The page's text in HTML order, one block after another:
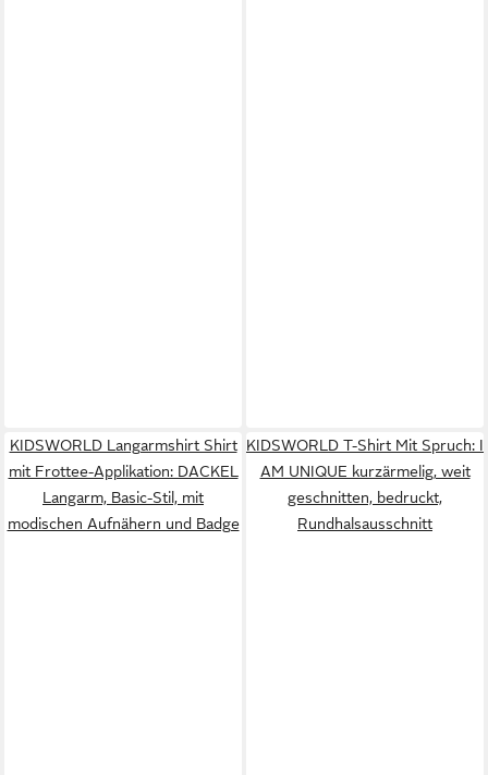
KIDSWORLD Langarmshirt Shirt
mit Frottee-Applikation: DACKEL
Langarm, Basic-Stil, mit
modischen Aufnähern und Badge
KIDSWORLD T-Shirt Mit Spruch: I
AM UNIQUE kurzärmelig, weit
geschnitten, bedruckt,
Rundhalsausschnitt